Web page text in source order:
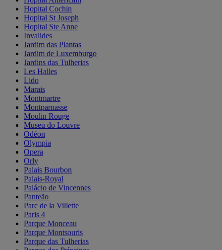
Hopital Cochin
Hopital St Joseph
Hopital Ste Anne
Invalides
Jardim das Plantas
Jardim de Luxemburgo
Jardins das Tulherias
Les Halles
Lido
Marais
Montmartre
Montparnasse
Moulin Rouge
Museu do Louvre
Odéon
Olympia
Opera
Orly
Palais Bourbon
Palais-Royal
Palácio de Vincennes
Panteão
Parc de la Villette
Paris 4
Parque Monceau
Parque Montsouris
Parque das Tulherias